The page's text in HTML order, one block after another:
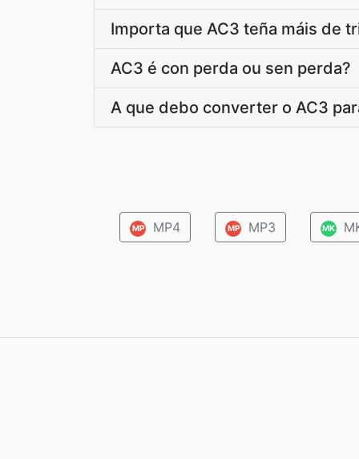
Importa que AC3 teña máis de
AC3 é con perda ou sen perda?
A que debo converter o AC3
MP MP4 MP MP3 MK